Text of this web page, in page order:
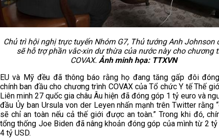
Chủ trì hội nghị trực tuyến Nhóm G7, Thủ tướng Anh Johnson
sẽ hỗ trợ phần vắc-xin dư thừa của nước này cho chương
COVAX. Ảnh minh họa: TTXVN
EU và Mỹ đều đã thông báo rằng họ đang tăng gấp đôi
chính ban đầu cho chương trình COVAX của Tổ chức Y tế Thế
Liên minh 27 quốc gia châu Âu hiện đã đóng góp 1 tỷ euro và
đầu Ủy ban Ursula von der Leyen nhấn mạnh trên Twitter rằng
sẽ chỉ an toàn nếu cả thế giới được an toàn.” Trong khi đó,
tổng thống Joe Biden đã nâng khoản đóng góp của mình từ 2 tỷ
4 tỷ USD.